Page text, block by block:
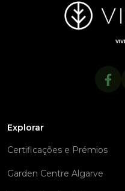
Explorar
Certificações e Prémios
Garden Centre Algarve